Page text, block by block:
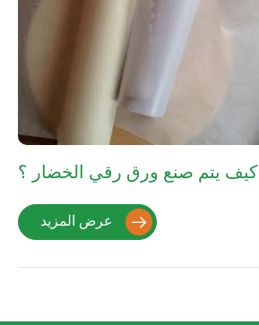
كيف يتم صنع ورق رقي الخضار ؟
